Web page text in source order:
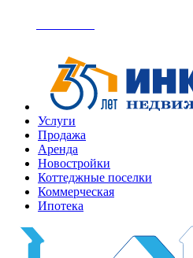
Услуги
Продажа
Аренда
Новостройки
Коттеджные поселки
Коммерческая
Ипотека